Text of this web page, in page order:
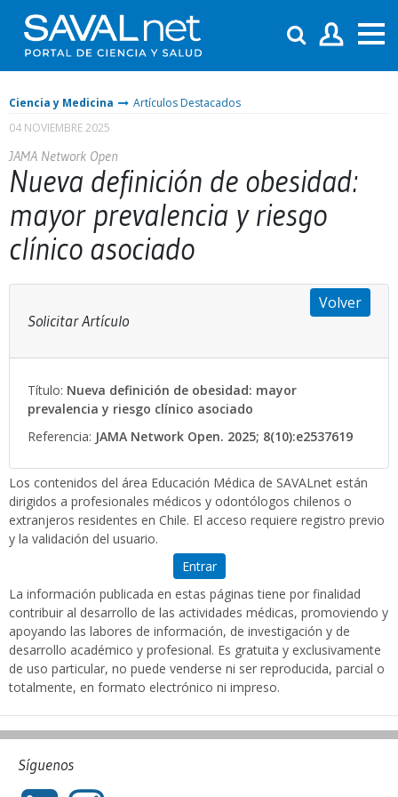
Ciencia y Medicina
Artículos Destacados
04 NOVIEMBRE 2025
JAMA Network Open
Nueva definición de obesidad:
mayor prevalencia y riesgo
clínico asociado
Solicitar Artículo
Volver
Título: Nueva definición de obesidad: mayor
prevalencia y riesgo clínico asociado
Referencia: JAMA Network Open. 2025; 8(10):e2537619
Los contenidos del área Educación Médica de SAVALnet están
dirigidos a profesionales médicos y odontólogos chilenos o
extranjeros residentes en Chile. El acceso requiere registro previo
y la validación del usuario.
Entrar
La información publicada en estas páginas tiene por finalidad
contribuir al desarrollo de las actividades médicas, promoviendo y
apoyando las labores de información, de investigación y de
desarrollo académico y profesional. Es gratuita y exclusivamente
de uso particular, no puede venderse ni ser reproducida, parcial o
totalmente, en formato electrónico ni impreso.
Síguenos